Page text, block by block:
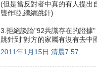
(但是當反對者中真的有人提出
聾作啞,繼續跳針)
3.拒絕談論"92共識存在的證據"
跳針到"對方的家屬有沒有去中
2011年1月15日 清晨7:57